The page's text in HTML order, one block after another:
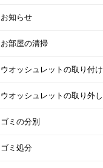
お知らせ
お部屋の清掃
ウオッシュレットの取り付け
ウオッシュレットの取り外し
ゴミの分別
ゴミ処分